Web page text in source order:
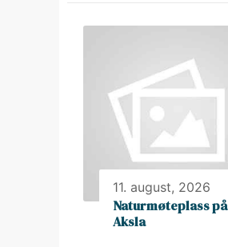
11. august, 2026
Naturmøteplass på
Aksla